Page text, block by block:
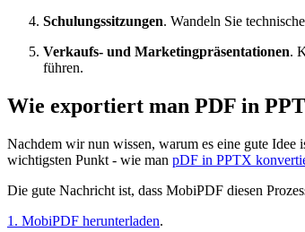
Schulungssitzungen. Wandeln Sie
Verkaufs- und Marketingpräsentationen.
führen.
Wie exportiert man PDF in
Nachdem wir nun wissen, warum es eine gute
wichtigsten Punkt - wie man pDF in PPTX
Die gute Nachricht ist, dass MobiPDF diesen
1. MobiPDF herunterladen.